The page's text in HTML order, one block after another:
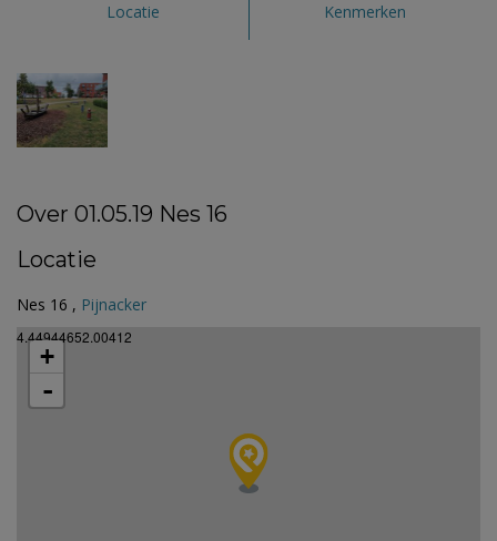
Locatie Kenmerken
Over 01.05.19 Nes 16
Locatie
Nes 16 , Pijnacker
4.44944652.00412
+
-